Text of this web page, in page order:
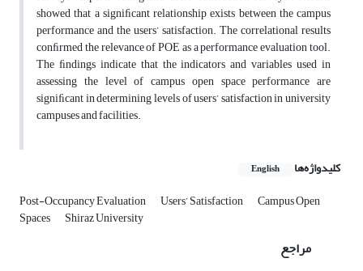
showed that a signiﬁcant relationship exists between the campus
performance and the users’ satisfaction. The correlational results
conﬁrmed the relevance of POE as a performance evaluation tool.
The ﬁndings indicate that the indicators and variables used in
assessing the level of campus open space performance are
signiﬁcant in determining levels of users’ satisfaction in university
campuses and facilities.
کلیدواژه‌ها English
Post-Occupancy Evaluation Users’ Satisfaction Campus Open
Spaces Shiraz University
مراجع